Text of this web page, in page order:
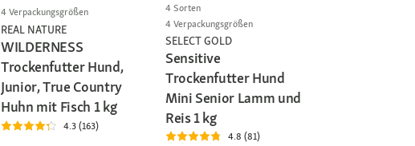
4 Verpackungsgrößen
REAL NATURE
WILDERNESS
Trockenfutter Hund,
Junior, True Country
Huhn mit Fisch 1 kg
4.3 (163)
4 Sorten
4 Verpackungsgrößen
SELECT GOLD
Sensitive
Trockenfutter Hund
Mini Senior Lamm und
Reis 1 kg
4.8 (81)